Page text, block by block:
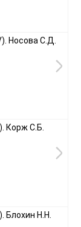
Носова С.Д.
Корж С.Б.
Блохин Н.Н.